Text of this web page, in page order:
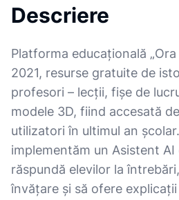
Descriere
Platforma educațională
2021, resurse gratuite de
profesori – lecții, fișe de
modele 3D, fiind accesată
utilizatori în ultimul an
implementăm un Asistent
răspundă elevilor la
învățare și să ofere